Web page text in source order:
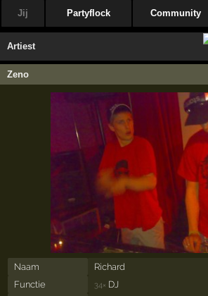
Jij Partyflock Community
Artiest
Zeno
Naam
Richard
Functie
34× DJ